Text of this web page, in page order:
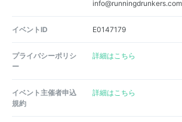
info@runningdrunkers.com
イベントID E0147179
プライバシーポリシ
ー
詳細はこちら
イベント主催者申込
規約
詳細はこちら